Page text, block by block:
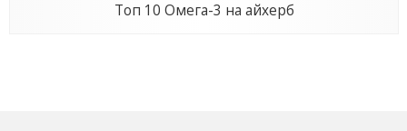
Топ 10 Омега-3 на айхерб